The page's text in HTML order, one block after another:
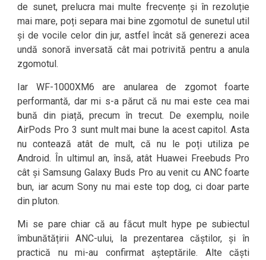
de sunet, prelucra mai multe frecvențe și în rezoluție
mai mare, poți separa mai bine zgomotul de sunetul util
și de vocile celor din jur, astfel încât să generezi acea
undă sonoră inversată cât mai potrivită pentru a anula
zgomotul.
Iar WF-1000XM6 are anularea de zgomot foarte
performantă, dar mi s-a părut că nu mai este cea mai
bună din piață, precum în trecut. De exemplu, noile
AirPods Pro 3 sunt mult mai bune la acest capitol. Asta
nu contează atât de mult, că nu le poți utiliza pe
Android. În ultimul an, însă, atât Huawei Freebuds Pro
cât și Samsung Galaxy Buds Pro au venit cu ANC foarte
bun, iar acum Sony nu mai este top dog, ci doar parte
din pluton.
Mi se pare chiar că au făcut mult hype pe subiectul
îmbunătățirii ANC-ului, la prezentarea căștilor, și în
practică nu mi-au confirmat așteptările. Alte căști